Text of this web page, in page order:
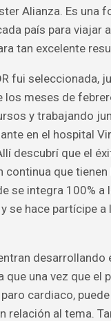
Alianza. Es una
país para viajar
tan excelente
fui seleccionada,
los meses de
y trabajando
en el hospital
descubrí que el
continua que
se integra 100%
se hace partícipe
desarrollando
una vez que el
cardiaco,
relación al tema.